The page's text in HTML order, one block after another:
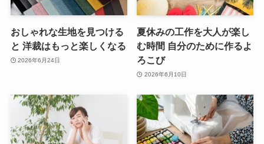
おしゃれな生地を見つける
と 洋裁はもっと楽しくなる
2026年6月24日
夏休みの工作を大人が楽し
む時間 自分のために作るよ
ろこび
2026年6月10日